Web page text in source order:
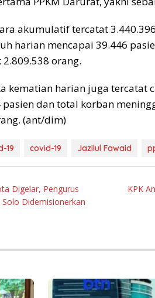
akumulatif tercatat
harian mencapai 39.446
2.809.538 orang.
kematian harian juga tercatat
dan total korban
(ant/dim)
19 covid-19 Jazilul Fawaid
Digelar, Pengurus
Didemisionerkan
KPK